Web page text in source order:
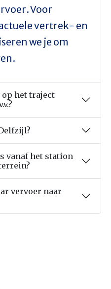
Voor
vertrek- en
we je om
het traject
vanaf het station
vervoer naar